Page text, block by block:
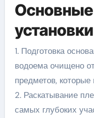
1. Подготовка
водоема очищено
предметов, которые
2. Раскатывание
самых глубоких